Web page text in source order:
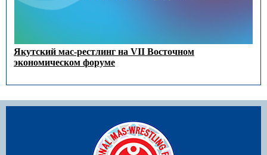
Якутский мас-рестлинг на VII Восточном
экономическом форуме